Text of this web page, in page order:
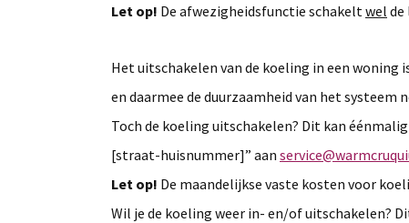
Let op! De afwezigheidsfunctie schakeltwel de
Het uitschakelen van de koeling in een
en daarmee de duurzaamheid van het systeem
Toch de koeling uitschakelen? Dit kan
[straat-huisnummer]” aan
Let op! De maandelijkse vaste kosten voor
Wil je de koeling weer in- en/of uitschakelen?